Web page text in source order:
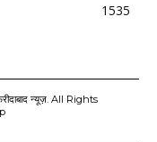
1535
न्यूज़. All Rights